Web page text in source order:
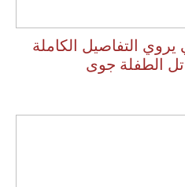
التفاصيل الكاملة
الطفلة جوى